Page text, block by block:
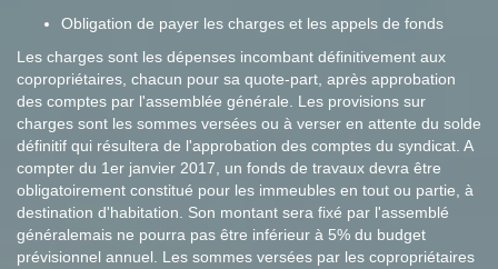
Obligation de payer les charges et les appels de fonds
Les charges sont les dépenses incombant définitivement aux
copropriétaires, chacun pour sa quote-part, après approbation
des comptes par l'assemblée générale. Les provisions sur
charges sont les sommes versées ou à verser en attente du solde
définitif qui résultera de l'approbation des comptes du syndicat. A
compter du 1er janvier 2017, un fonds de travaux devra être
obligatoirement constitué pour les immeubles en tout ou partie, à
destination d'habitation. Son montant sera fixé par l'assemblé
généralemais ne pourra pas être inférieur à 5% du budget
prévisionnel annuel. Les sommes versées par les copropriétaires